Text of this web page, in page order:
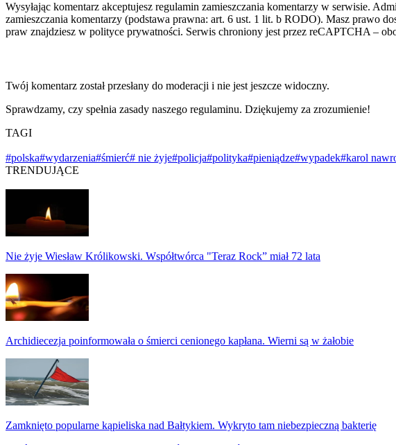
Wysyłając komentarz akceptujesz regulamin zamieszczania komentarzy w serwisie.
zamieszczania komentarzy (podstawa prawna: art. 6 ust. 1 lit. b RODO). Masz prawo
praw znajdziesz w polityce prywatności. Serwis chroniony jest przez reCAPTCHA –
Twój komentarz został przesłany do moderacji i nie jest jeszcze widoczny.
Sprawdzamy, czy spełnia zasady naszego regulaminu. Dziękujemy za zrozumienie!
TAGI
#polska#wydarzenia#śmierć# nie żyje#policja#polityka#pieniądze#wypadek#karol
TRENDUJĄCE
Nie żyje Wiesław Królikowski. Współtwórca "Teraz Rock” miał 72 lata
Archidiecezja poinformowała o śmierci cenionego kapłana. Wierni są w żałobie
Zamknięto popularne kąpieliska nad Bałtykiem. Wykryto tam niebezpieczną bakterię